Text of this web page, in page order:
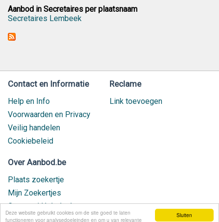
Sluiten
Deze website gebruikt cookies om de site goed te laten
functioneren voor analysedoeleinden en om u van relevante
Aanbod in Secretaires per plaatsnaam
Secretaires Lembeek
Contact en Informatie
Help en Info
Voorwaarden en Privacy
Veilig handelen
Cookiebeleid
Reclame
Link toevoegen
Over Aanbod.be
Plaats zoekertje
Mijn Zoekertjes
Contact / Helpdesk
Nieuw geplaatst